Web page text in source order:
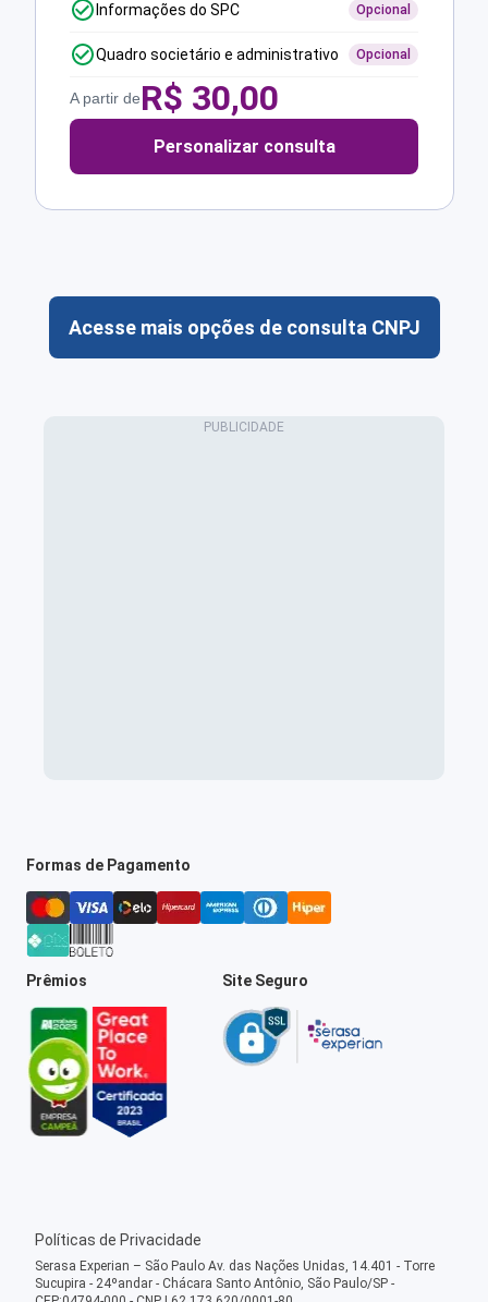
Informações do SPC Opcional
Quadro societário e administrativo Opcional
A partir deR$ 30,00
Personalizar consulta
Acesse mais opções de consulta CNPJ
Formas de Pagamento
Prêmios Site Seguro
Políticas de Privacidade
Serasa Experian – São Paulo Av. das Nações Unidas, 14.401 - Torre
Sucupira - 24ºandar - Chácara Santo Antônio, São Paulo/SP -